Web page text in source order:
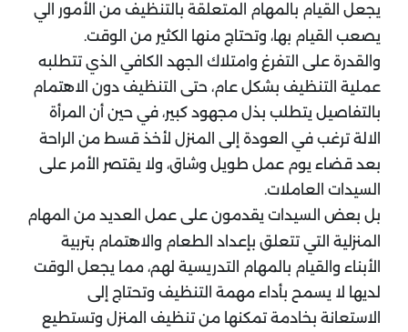
يجعل القيام بالمهام المتعلقة بالتنظيف من الأمور الي
يصعب القيام بها، وتحتاج منها الكثير من الوقت.
والقدرة على التفرغ وامتلاك الجهد الكافي الذي تتطلبه
عملية التنظيف بشكل عام، حتى التنظيف دون الاهتمام
بالتفاصيل يتطلب بذل مجهود كبير، في حين أن المرأة
الالة ترغب في العودة إلى المنزل لأخذ قسط من الراحة
بعد قضاء يوم عمل طويل وشاق، ولا يقتصر الأمر على
السيدات العاملات.
بل بعض السيدات يقدمون على عمل العديد من المهام
المنزلية التي تتعلق بإعداد الطعام والاهتمام بتربية
الأبناء والقيام بالمهام التدريسية لهم، مما يجعل الوقت
لديها لا يسمح بأداء مهمة التنظيف وتحتاج إلى
الاستعانة بخادمة تمكنها من تنظيف المنزل وتستطيع